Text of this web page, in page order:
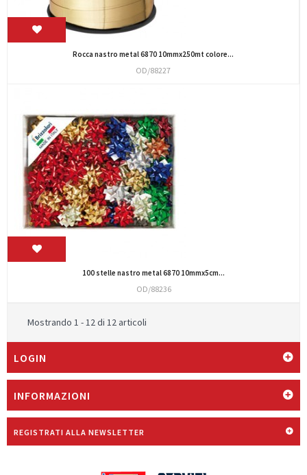
Rocca nastro metal 6870 10mmx250mt colore...
OD/88227
100 stelle nastro metal 6870 10mmx5cm...
OD/88236
Mostrando 1 - 12 di 12 articoli
LOGIN
INFORMAZIONI
REGISTRATI ALLA NEWSLETTER